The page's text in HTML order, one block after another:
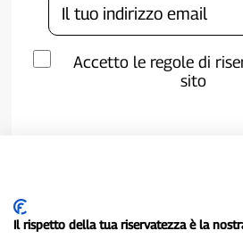
Accetto le regole di
sito
Il rispetto della tua riservatezza è la